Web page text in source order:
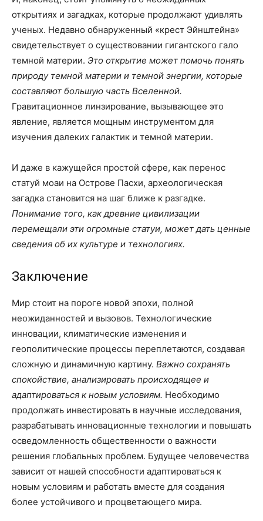
открытиях и загадках, которые продолжают удивлять
ученых. Недавно обнаруженный «крест Эйнштейна»
свидетельствует о существовании гигантского гало
темной материи. Это открытие может помочь понять
природу темной материи и темной энергии, которые
составляют большую часть Вселенной.
Гравитационное линзирование, вызывающее это
явление, является мощным инструментом для
изучения далеких галактик и темной материи.
И даже в кажущейся простой сфере, как перенос
статуй моаи на Острове Пасхи, археологическая
загадка становится на шаг ближе к разгадке.
Понимание того, как древние цивилизации
перемещали эти огромные статуи, может дать ценные
сведения об их культуре и технологиях.
Заключение
Мир стоит на пороге новой эпохи, полной
неожиданностей и вызовов. Технологические
инновации, климатические изменения и
геополитические процессы переплетаются, создавая
сложную и динамичную картину. Важно сохранять
спокойствие, анализировать происходящее и
адаптироваться к новым условиям. Необходимо
продолжать инвестировать в научные исследования,
разрабатывать инновационные технологии и повышать
осведомленность общественности о важности
решения глобальных проблем. Будущее человечества
зависит от нашей способности адаптироваться к
новым условиям и работать вместе для создания
более устойчивого и процветающего мира.